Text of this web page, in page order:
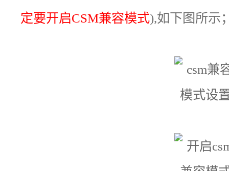
定要开启CSM兼容模式),如下图所示